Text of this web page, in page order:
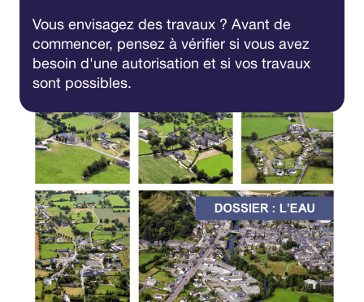
Vous envisagez des travaux ? Avant de
commencer, pensez à vérifier si vous avez
besoin d'une autorisation et si vos travaux
sont possibles.